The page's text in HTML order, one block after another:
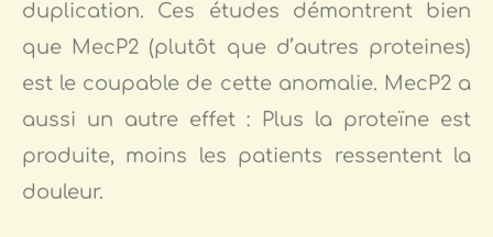
duplication. Ces études démontrent bien
que MecP2 (plutôt que d’autres proteines)
est le coupable de cette anomalie. MecP2 a
aussi un autre effet : Plus la proteïne est
produite, moins les patients ressentent la
douleur.